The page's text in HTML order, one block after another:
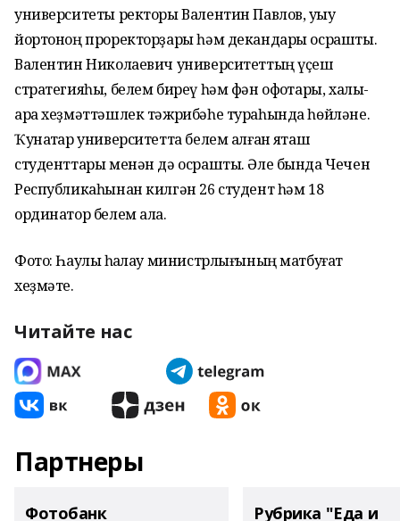
университеты ректоры Валентин Павлов, уҡыу
йортоноң проректорҙары һәм декандары осрашты.
Валентин Николаевич университеттың үҫеш
стратегияһы, белем биреү һәм фән офоҡтары, халыҡ-
ара хеҙмәттәшлек тәжрибәһе тураһында һөйләне.
Ҡунаҡтар университетта белем алған яҡташ
студенттары менән дә осрашты. Әле бында Чечен
Республикаһынан килгән 26 студент һәм 18
ординатор белем ала.
Фото: Һаулыҡ һаҡлау министрлығының матбуғат
хеҙмәте.
Читайте нас
Партнеры
Фотобанк Рубрика "Еда и